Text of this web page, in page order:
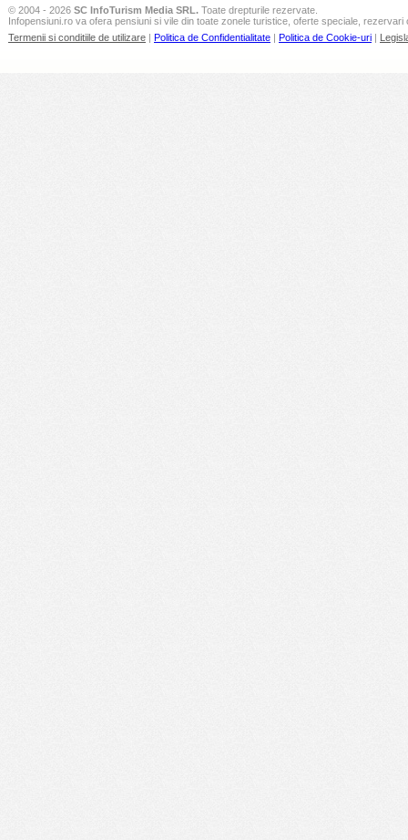
© 2004 - 2026 SC InfoTurism Media SRL. Toate drepturile rezervate.
Infopensiuni.ro va ofera pensiuni si vile din toate zonele turistice, oferte speciale, rezervari
Termenii si conditiile de utilizare | Politica de Confidentialitate | Politica de Cookie-uri |